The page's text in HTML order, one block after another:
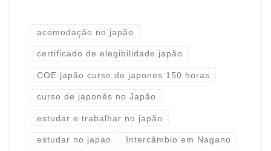
acomodação no japão
certificado de elegibilidade japão
COE japão curso de japones 150 horas
curso de japonês no Japão
estudar e trabalhar no japão
estudar no japao Intercâmbio em Nagano